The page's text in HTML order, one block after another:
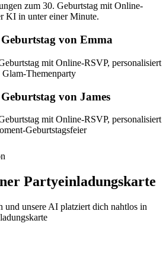
zum 30. Geburtstag mit Online-
KI in unter einer Minute.
von Emma
mit Online-RSVP, personalisiert
Themenparty
von James
mit Online-RSVP, personalisiert
Geburtstagsfeier
Partyeinladungskarte
und unsere AI platziert dich nahtlos in